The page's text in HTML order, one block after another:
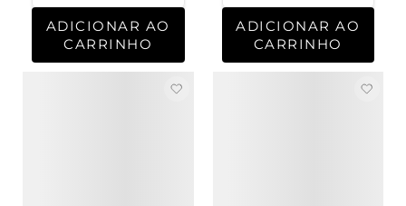
ADICIONAR AO
CARRINHO
ADICIONAR AO
CARRINHO